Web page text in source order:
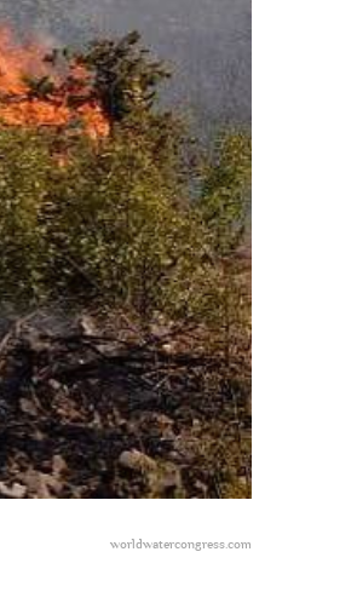
worldwatercongress.com